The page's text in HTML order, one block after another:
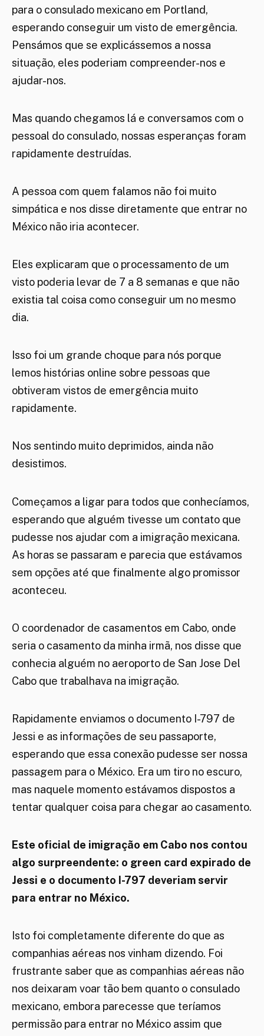
para o consulado mexicano em Portland,
esperando conseguir um visto de emergência.
Pensámos que se explicássemos a nossa
situação, eles poderiam compreender-nos e
ajudar-nos.
Mas quando chegamos lá e conversamos com o
pessoal do consulado, nossas esperanças foram
rapidamente destruídas.
A pessoa com quem falamos não foi muito
simpática e nos disse diretamente que entrar no
México não iria acontecer.
Eles explicaram que o processamento de um
visto poderia levar de 7 a 8 semanas e que não
existia tal coisa como conseguir um no mesmo
dia.
Isso foi um grande choque para nós porque
lemos histórias online sobre pessoas que
obtiveram vistos de emergência muito
rapidamente.
Nos sentindo muito deprimidos, ainda não
desistimos.
Começamos a ligar para todos que conhecíamos,
esperando que alguém tivesse um contato que
pudesse nos ajudar com a imigração mexicana.
As horas se passaram e parecia que estávamos
sem opções até que finalmente algo promissor
aconteceu.
O coordenador de casamentos em Cabo, onde
seria o casamento da minha irmã, nos disse que
conhecia alguém no aeroporto de San Jose Del
Cabo que trabalhava na imigração.
Rapidamente enviamos o documento I-797 de
Jessi e as informações de seu passaporte,
esperando que essa conexão pudesse ser nossa
passagem para o México. Era um tiro no escuro,
mas naquele momento estávamos dispostos a
tentar qualquer coisa para chegar ao casamento.
Este oficial de imigração em Cabo nos contou
algo surpreendente: o green card expirado de
Jessi e o documento I-797 deveriam servir
para entrar no México.
Isto foi completamente diferente do que as
companhias aéreas nos vinham dizendo. Foi
frustrante saber que as companhias aéreas não
nos deixaram voar tão bem quanto o consulado
mexicano, embora parecesse que teríamos
permissão para entrar no México assim que